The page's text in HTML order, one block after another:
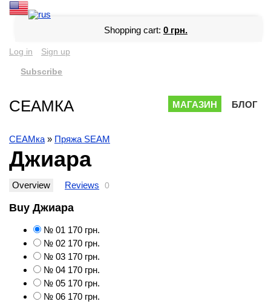
Shopping cart: 0 грн.
Log in Sign up
Subscribe
СЕАМКА МАГАЗИН БЛОГ
СЕАМка » Пряжа SEAM
Джиара
Overview Reviews 0
Buy Джиара
№ 01 170 грн.
№ 02 170 грн.
№ 03 170 грн.
№ 04 170 грн.
№ 05 170 грн.
№ 06 170 грн.